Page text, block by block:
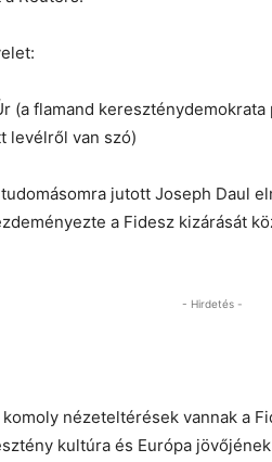
(a flamand
levélről van szó)
jutott Joseph Daul
a Fidesz kizárását
- Hirdetés -
nézeteltérések vannak a
kultúra és Európa